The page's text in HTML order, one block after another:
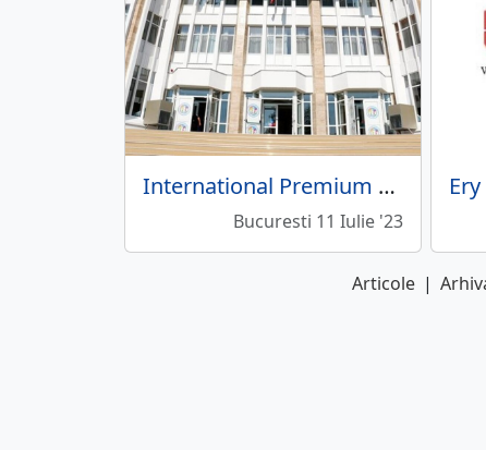
International Premium School of Bucharest
Bucuresti 11 Iulie '23
Articole |